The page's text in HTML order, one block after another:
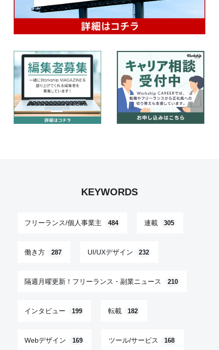
KEYWORDS
フリーランス/個人事業主 484 連載 305
働き方 287 UI/UXデザイン 232
隔週月曜更新！フリーランス・副業ニュース 210
インタビュー 199 転載 182
Webデザイン 169 ツール/サービス 168